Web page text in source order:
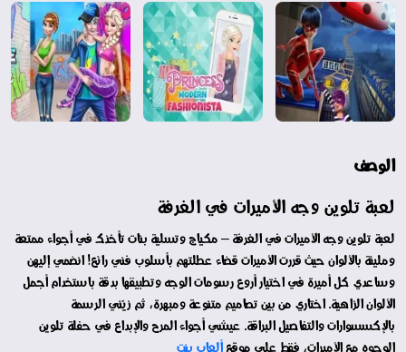
الوصف
لعبة تلوين وجه الأميرات في الغرفة
لعبة تلوين وجه الأميرات في الغرفة – مكياج وتسلية بنات تأخذك في أجواء ممتعة
ومليئة بالألوان حيث قررت الأميرات قضاء عطلتهم بأسلوب فني رائع! انضمي إليهن
وساعدي كل أميرة في اختيار أروع رسومات الوجه وتطبيقها بدقة باستخدام أجمل
الألوان الزاهية. اختاري من بين تصاميم متنوعة ومبهرة، ثم زيّني الرسمة
بالإكسسوارات والتفاصيل البراقة. عيشي أجواء المرح والإبداع في حفلة تلوين
الوجوه مع الأميرات، فقط على موقعألعاب بنت